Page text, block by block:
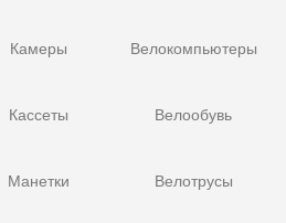
Камеры
Кассеты
Манетки
Велокомпьютеры
Велообувь
Велотрусы